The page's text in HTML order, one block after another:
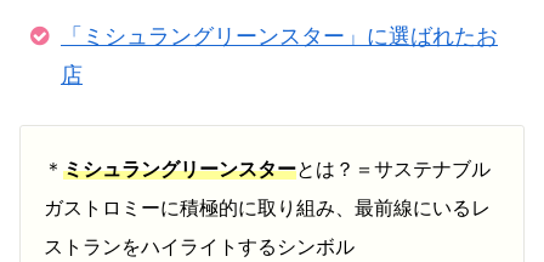
「ミシュラングリーンスター」に選ばれたお
店
＊ ミシュラングリーンスターとは？＝サステナブル
ガストロミーに積極的に取り組み、最前線にいるレ
ストランをハイライトするシンボル